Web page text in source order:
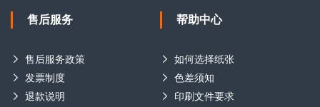
售后服务
售后服务政策
发票制度
退款说明
帮助中心
如何选择纸张
色差须知
印刷文件要求